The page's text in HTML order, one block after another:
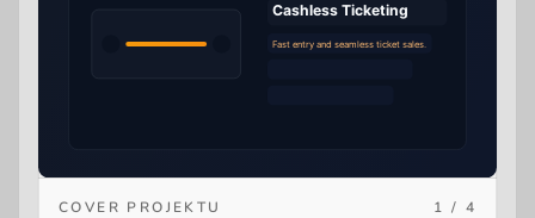
COVER PROJEKTU 1 / 4